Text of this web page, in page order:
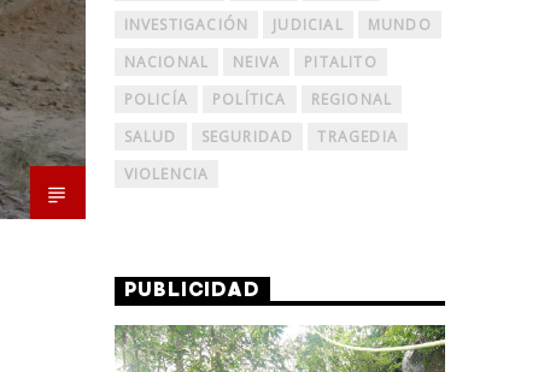
INVESTIGACIÓN
JUDICIAL
MUNDO
NACIONAL
NEIVA
PITALITO
POLICÍA
POLÍTICA
REGIONAL
SALUD
SEGURIDAD
TRAGEDIA
VIOLENCIA
PUBLICIDAD